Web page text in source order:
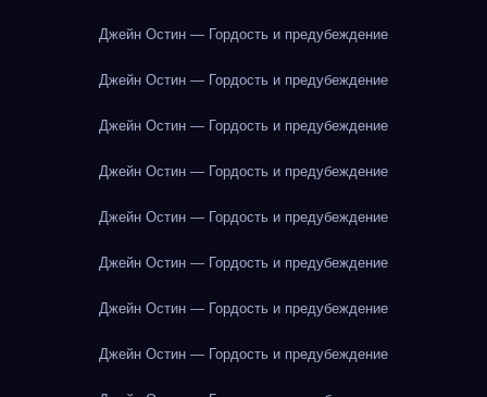
Джейн Остин — Гордость и предубеждение
Джейн Остин — Гордость и предубеждение
Джейн Остин — Гордость и предубеждение
Джейн Остин — Гордость и предубеждение
Джейн Остин — Гордость и предубеждение
Джейн Остин — Гордость и предубеждение
Джейн Остин — Гордость и предубеждение
Джейн Остин — Гордость и предубеждение